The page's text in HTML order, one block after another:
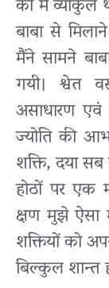
को मैं व्याकुल
बाबा से
मैंने सामने
गयी। श्वेत
असाधारण
ज्योति की
शक्ति, दया
होठों पर एक
क्षण मुझे
शक्तियों को
बिल्कुल शान्त